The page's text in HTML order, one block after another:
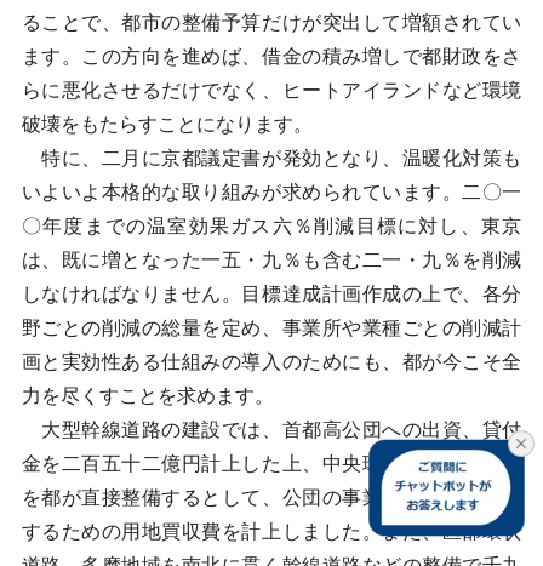
ることで、都市の整備予算だけが突出して増額されてい
ます。この方向を進めば、借金の積み増しで都財政をさ
らに悪化させるだけでなく、ヒートアイランドなど環境
破壊をもたらすことになります。
特に、二月に京都議定書が発効となり、温暖化対策も
いよいよ本格的な取り組みが求められています。二〇一
〇年度までの温室効果ガス六％削減目標に対し、東京
は、既に増となった一五・九％も含む二一・九％を削減
しなければなりません。目標達成計画作成の上で、各分
野ごとの削減の総量を定め、事業所や業種ごとの削減計
画と実効性ある仕組みの導入のためにも、都が今こそ全
力を尽くすことを求めます。
大型幹線道路の建設では、首都高公団への出資、貸付
金を二百五十二億円計上した上、中央環状品川線の半分
を都が直接整備するとして、公団の事業に先行して着手
するための用地買収費を計上しました。また、区部環状